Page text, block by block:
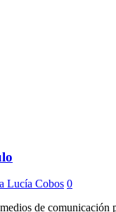
Lucía Cobos 0
de comunicación